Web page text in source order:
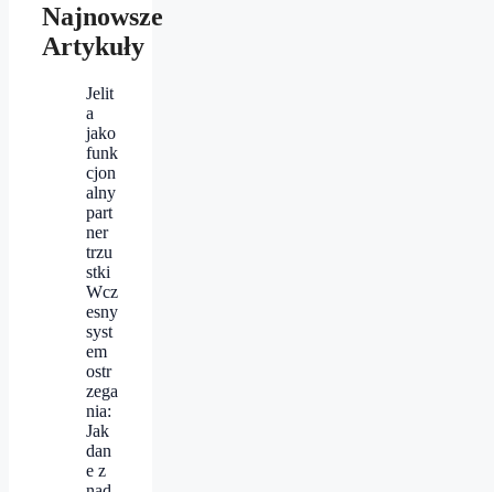
Najnowsze
Artykuły
Jelit
a
jako
funk
cjon
alny
part
ner
trzu
stki
Wcz
esny
syst
em
ostr
zega
nia:
Jak
dan
e z